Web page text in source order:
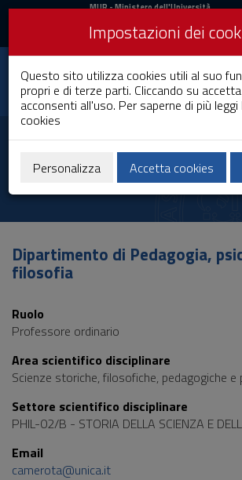
Vai
al
navigazione
sito
al
Footer
MIUR
Accedi
MUR- Ministero dell'Università
Accedi UniCA News
Toggle
navigation
Università degli
Studi di Cagliari
Michele
Dipartimento di Pedagogia,
filosofia
Ruolo
Professore ordinario
Area scientifico disciplinare
Scienze storiche, filosofiche, pedagogiche e
Settore scientifico disciplinare
PHIL-02/B - STORIA DELLA SCIENZA E
Email
camerota@unica.it
Impostazioni dei
Questo sito utilizza cookies utili al suo
propri e di terze parti. Cliccando su
acconsenti all'uso. Per saperne di più leggi
cookies
Personalizza Accetta cookies